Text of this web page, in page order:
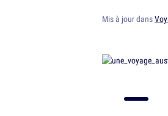
Mis à jour dans